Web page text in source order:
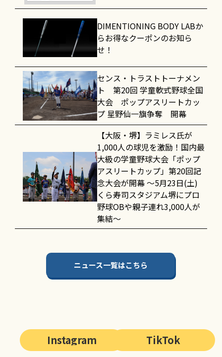
DIMENTIONING BODY LABか
らお得なクーポンのお知ら
せ！
センス・トラストトーナメン
ト 第20回 学童軟式野球全国
大会 ポップアスリートカッ
プ 星野仙一旗争奪 開幕
【大阪・堺】ラミレス氏が
1,000人の球児を激励！国内最
大級の学童野球大会「ポップ
アスリートカップ」第20回記
念大会が開幕 〜5月23日(土)
くら寿司スタジアム堺にプロ
野球OBや親子連れ3,000人が
集結〜
ニュース一覧はこちら
Instagram TikTok